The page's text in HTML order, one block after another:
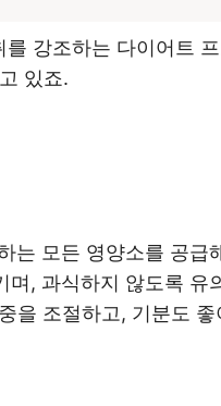
강조하는 다이어트
있죠.
는 모든 영양소를 공급
며, 과식하지 않도록 유
을 조절하고, 기분도 좋